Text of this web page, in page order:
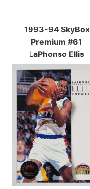
1993-94 SkyBox
Premium #61
LaPhonso Ellis